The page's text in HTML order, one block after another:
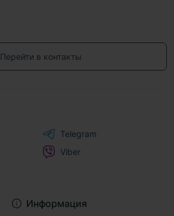
Перейти в контакты
Информация
Telegram
Viber